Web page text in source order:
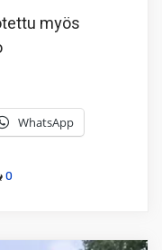
myös
WhatsApp
0